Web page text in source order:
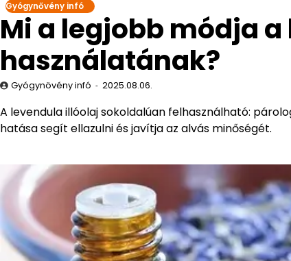
Gyógynővény infó
Mi a legjobb módja
használatának?
Gyógynövény infó 2025.08.06.
A levendula illóolaj sokoldalúan felhasználható:
hatása segít ellazulni és javítja az alvás minőségét.